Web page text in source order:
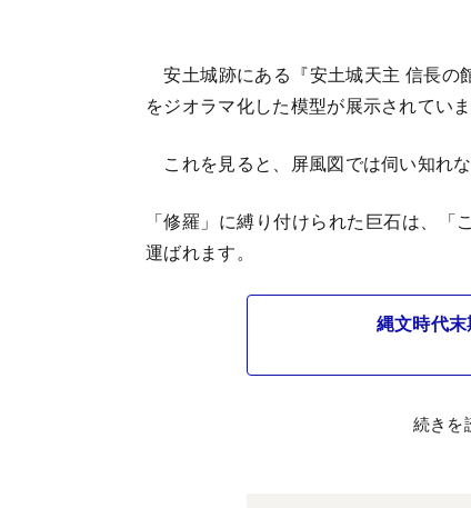
安土城跡にある『安土城天主 信長の
をジオラマ化した模型が展示されていま
これを見ると、屏風図では伺い知れ
「修羅」に縛り付けられた巨石は、
運ばれます。
縄文時代
続きを